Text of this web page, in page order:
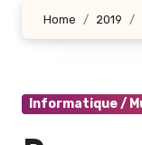
Home 2019
Informatique /